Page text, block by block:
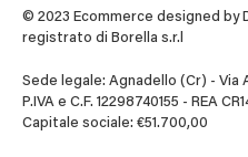
© 2023 Ecommerce designed by
registrato di Borella s.r.l
Sede legale: Agnadello (Cr) - Via
P.IVA e C.F. 12298740155 - REA
Capitale sociale: €51.700,00